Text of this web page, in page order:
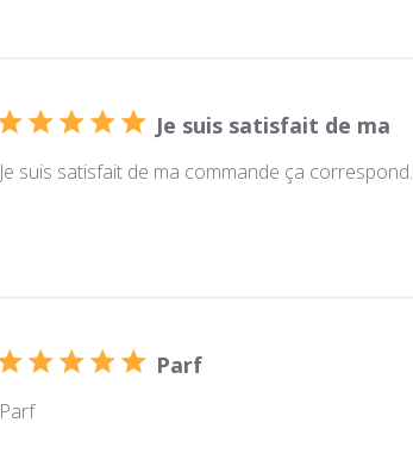
Je suis satisfait de ma
Je suis satisfait de ma commande ça correspond.
Parf
Parf